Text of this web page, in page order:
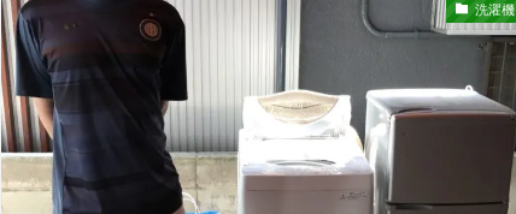
洗濯機